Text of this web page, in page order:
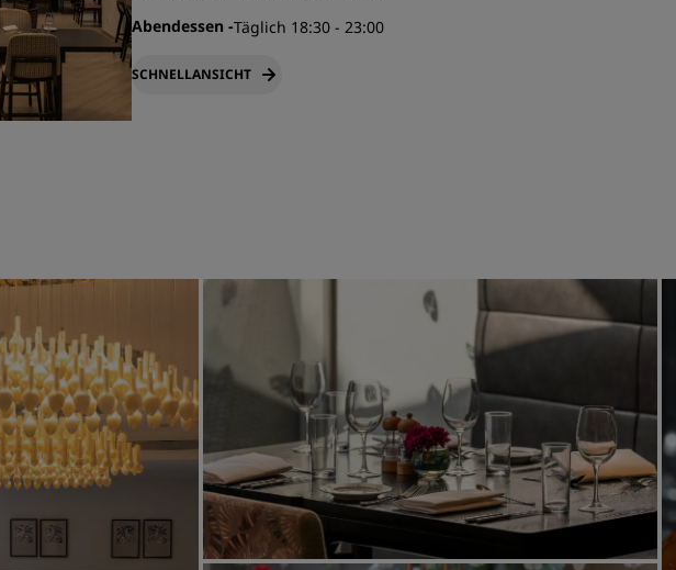
Abendessen -Täglich 18:30 - 23:00
SCHNELLANSICHT